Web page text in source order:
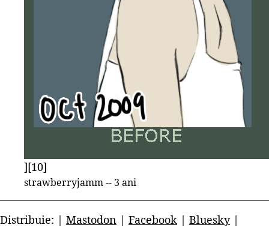
][10]
strawberryjamm -- 3 ani
Distribuie: | Mastodon | Facebook | Bluesky|